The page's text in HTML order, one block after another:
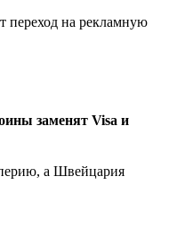
переход на рекламную
заменят Visa и
а Швейцария